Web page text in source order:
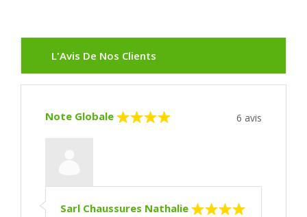
L'Avis De Nos Clients
Note Globale 6 avis
Sarl Chaussures Nathalie